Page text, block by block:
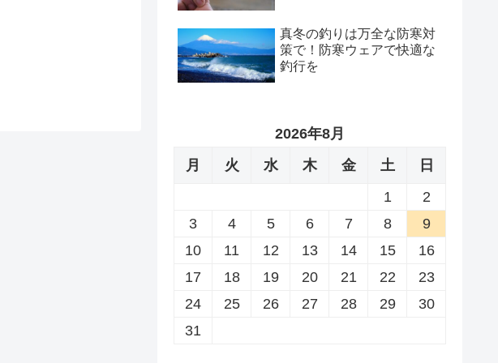
真冬の釣りは万全な防寒対
策で！防寒ウェアで快適な
釣行を
2026年8月
月
火 水 木 金 土
日
1
2
3
4 5 6 7 8
9
10
11 12 13 14 15
16
17
18 19 20 21 22
23
24
25 26 27 28 29
30
31